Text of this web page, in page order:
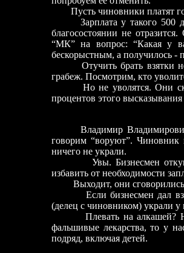
Пусть чиновники платят
Зарплата у такого 500
благосостоянии не
“МК” на вопрос: “Какая у
бескорыстным, а получилось -
Отучить брать взятки
грабеж. Посмотрим, кто
Но не уволятся. Они
процентов этого высказывания
*
Владимир Владимирович,
говорим “воруют”.
ничего не украли.
Увы. Бизнесмен
избавить от необходимости
Выходит, они сговорились
Если бизнесмен дал
(делец с чиновником) украли у
Плевать на алкашей? Но
фальшивые лекарства, то у
подряд, включая детей.